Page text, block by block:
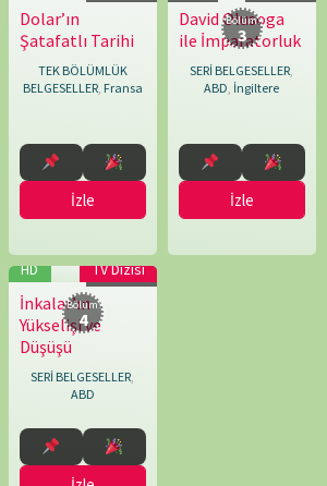
Dolar’ın
Şatafatlı Tarihi
TEK BÖLÜMLÜK
BELGESELLER, Fransa
01.01.2008
Alain
Lasfargues
İzle
Bölüm:
3
David Olusoga
ile İmparatorluk
SERİ BELGESELLER
ABD İngiltere
04.08.2025
Francis
Welch
İzle
44 min
HD
Bölüm:
4
TV Dizisi
İnkalar’ın
Yükselişi ve
Düşüşü
SERİ BELGESELLER
ABD
14.12.2025
Thibaud
Marchand